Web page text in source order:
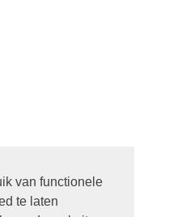
van functionele
te laten